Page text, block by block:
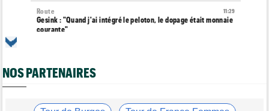
11:29
Route
Gesink : "Quand j'ai intégré le peloton, le dopage était monnaie
courante"
Tour d'Espagne
NOS PARTENAIRES